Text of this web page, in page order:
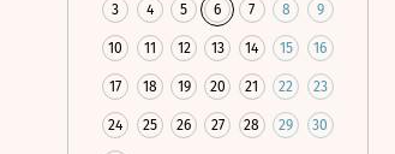
3 4 5 6 7 8 9
10 11 12 13 14 15 16
17 18 19 20 21 22 23
24 25 26 27 28 29 30